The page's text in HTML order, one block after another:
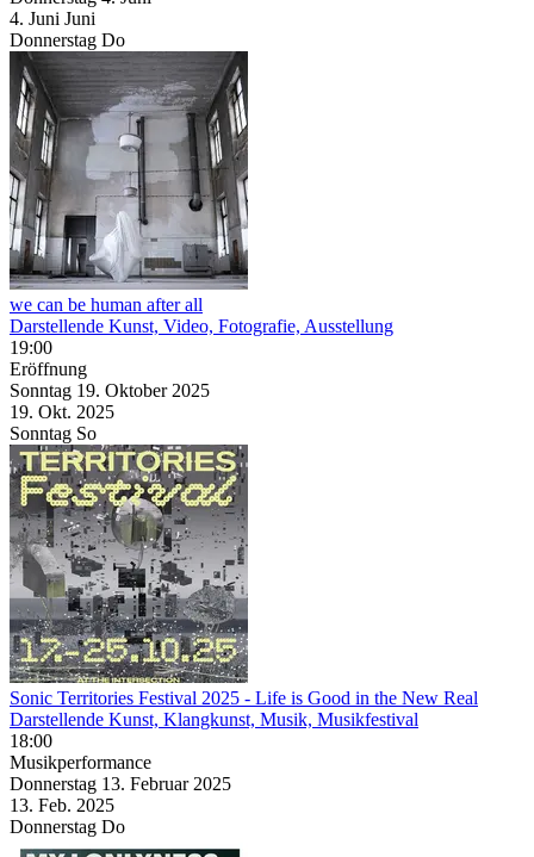
4. Juni Juni
Donnerstag Do
we can be human after all
Darstellende Kunst, Video, Fotografie, Ausstellung
19:00
Eröffnung
Sonntag 19. Oktober 2025
19. Okt. 2025
Sonntag So
Sonic Territories Festival 2025 - Life is Good in the New Real
Darstellende Kunst, Klangkunst, Musik, Musikfestival
18:00
Musikperformance
Donnerstag 13. Februar 2025
13. Feb. 2025
Donnerstag Do